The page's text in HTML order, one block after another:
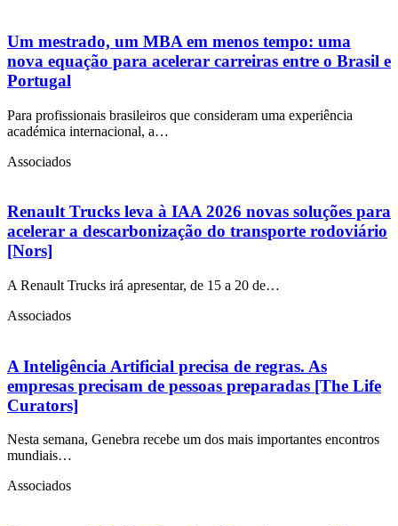
Um mestrado, um MBA em menos tempo: uma
nova equação para acelerar carreiras entre o Brasil e
Portugal
Para profissionais brasileiros que consideram uma experiência
académica internacional, a…
Associados
Renault Trucks leva à IAA 2026 novas soluções para
acelerar a descarbonização do transporte rodoviário
[Nors]
A Renault Trucks irá apresentar, de 15 a 20 de…
Associados
A Inteligência Artificial precisa de regras. As
empresas precisam de pessoas preparadas [The Life
Curators]
Nesta semana, Genebra recebe um dos mais importantes encontros
mundiais…
Associados